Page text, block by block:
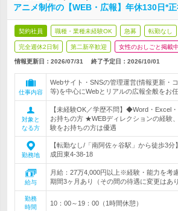
アニメ制作の【WEB・広報】年休130日*
契約社員 職種・業種未経験OK 急募 転勤なし
完全週休2日制 第二新卒歓迎 女性のおしごと掲載中
情報更新日：2026/07/31 終了予定日： 2026/10/01
仕事内容
Webサイト・SNSの管理運営(情報更新・
等)を中心にWebとリアルの広報全般をお
対象と
なる方
【未経験OK／学歴不問】◆Word・Excel
お持ちの方 ★WEBディレクションの経験
験をお持ちの方は優遇
勤務地
【転勤なし/「南阿佐ヶ谷駅」から徒歩3
成田東4-38-18
給与
月給：27万4,000円以上※経験・能力を考
期間3ヶ月あり（その間の待遇に変更はあ
勤務
時間
10：00～19：00（1時間休憩）